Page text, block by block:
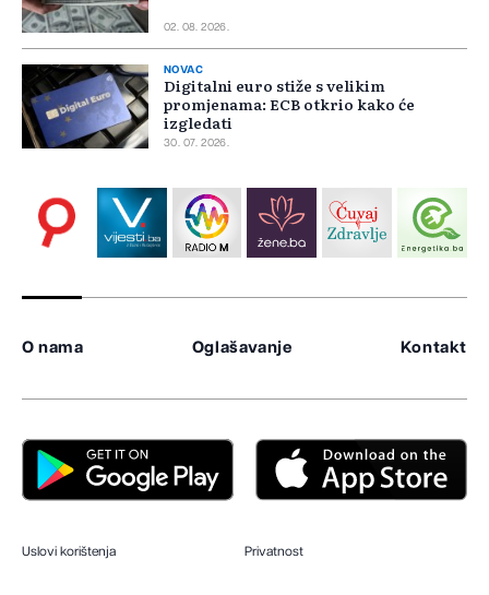
02. 08. 2026.
NOVAC
Digitalni euro stiže s velikim
promjenama: ECB otkrio kako će
izgledati
30. 07. 2026.
O nama Oglašavanje Kontakt
Uslovi korištenja Privatnost